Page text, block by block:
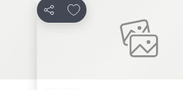
Distribuiți
Adăugaţi la favorite